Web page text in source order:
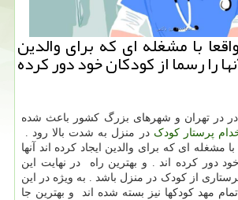
با مشغله ای كه برای والدین
را رسما از كودكان خود دور كرده
در تهران و شهرهای بزرگ کشور باعث شده
پرستار کودک در منزل به شدت بالا رود .
مشغله ای که برای والدین ایجاد کرده اند آنها
دور کرده اند . و بهترین راه در نهایت این
از کودک در منزل باشد . به ویژه در این
مهد کودکها نیز بسته شده اند و بهترین جا